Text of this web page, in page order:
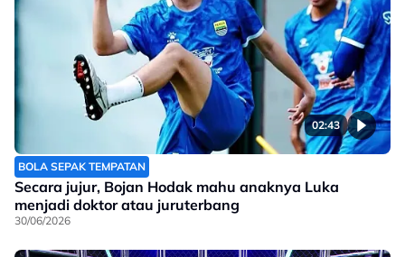
02:43
BOLA SEPAK TEMPATAN
Secara jujur, Bojan Hodak mahu anaknya Luka
menjadi doktor atau juruterbang
30/06/2026